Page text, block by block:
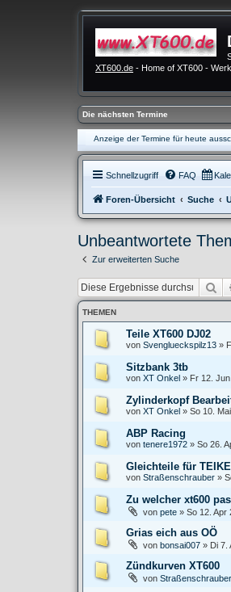
XT600.de - Home of XT600 -
Die nächsten Termine
Anzeige der Termine für heute
Schnellzugriff FAQ
Foren-Übersicht Suche
Unbeantwortete
Zur erweiterten Suche
THEMEN
Teile XT600 DJ02
von Svenglueckspilz13 »
Sitzbank 3tb
von XT Onkel » Fr 12.
Zylinderkopf
von XT Onkel » So 10.
ABP Racing
von tenere1972 » So 26.
Gleichteile für
von Straßenschrauber »
Zu welcher xt600
von pete » So 12. Apr
Grias eich aus OÖ
von bonsai007 » Di 7.
Zündkurven XT600
von Straßenschrauber